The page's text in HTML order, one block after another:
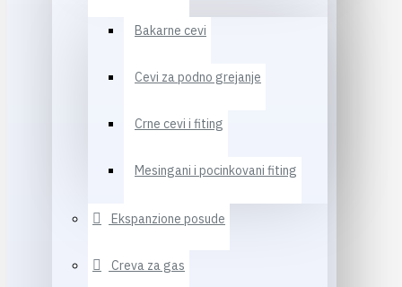
Bakarne cevi
Cevi za podno grejanje
Crne cevi i fiting
Mesingani i pocinkovani fiting
Ekspanzione posude
Creva za gas